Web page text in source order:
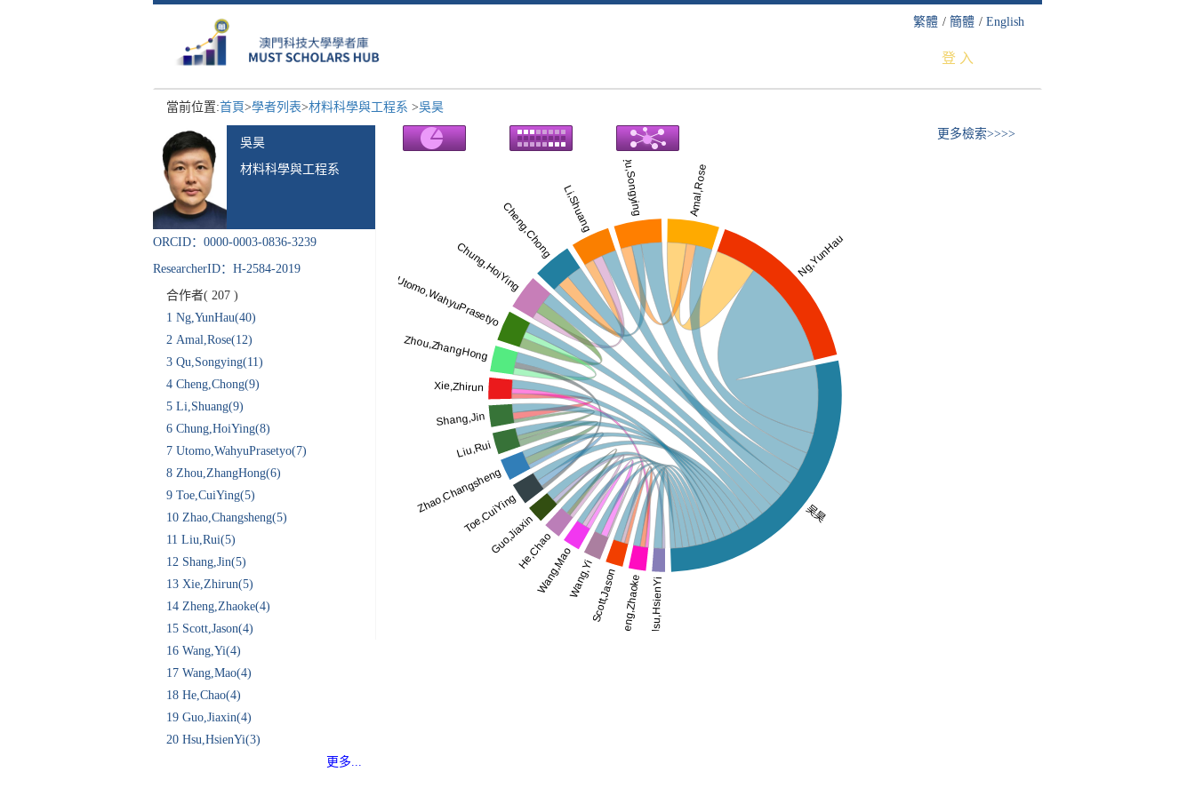
繁體 / 簡體 / English
登 入
當前位置:首頁>學者列表>材料科學與工程系 >吳昊
吳昊
材料科學與工程系
ORCID：0000-0003-0836-3239
ResearcherID：H-2584-2019
合作者( 207 )
1 Ng,YunHau(40)
2 Amal,Rose(12)
3 Qu,Songying(11)
4 Cheng,Chong(9)
5 Li,Shuang(9)
6 Chung,HoiYing(8)
7 Utomo,WahyuPrasetyo(7)
8 Zhou,ZhangHong(6)
9 Toe,CuiYing(5)
10 Zhao,Changsheng(5)
11 Liu,Rui(5)
12 Shang,Jin(5)
13 Xie,Zhirun(5)
14 Zheng,Zhaoke(4)
15 Scott,Jason(4)
16 Wang,Yi(4)
17 Wang,Mao(4)
18 He,Chao(4)
19 Guo,Jiaxin(4)
20 Hsu,HsienYi(3)
更多...
更多檢索>>>>